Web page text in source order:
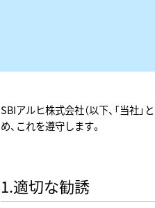
SBIアルヒ株式会社（以下、「当社
め、これを遵守します。
1.適切な勧誘